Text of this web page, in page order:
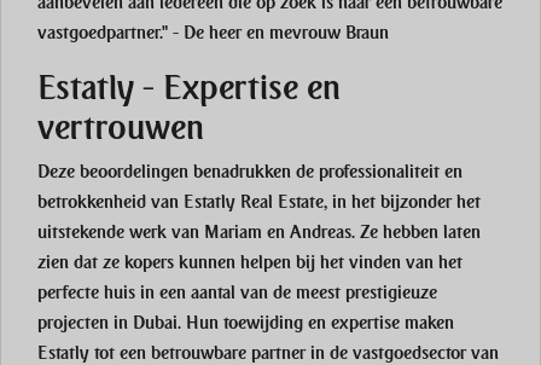
vastgoedpartner." - De heer en mevrouw Braun
Estatly - Expertise en
vertrouwen
Deze beoordelingen benadrukken de professionaliteit en
betrokkenheid van Estatly Real Estate, in het bijzonder het
uitstekende werk van Mariam en Andreas. Ze hebben laten
zien dat ze kopers kunnen helpen bij het vinden van het
perfecte huis in een aantal van de meest prestigieuze
projecten in Dubai. Hun toewijding en expertise maken
Estatly tot een betrouwbare partner in de vastgoedsector van